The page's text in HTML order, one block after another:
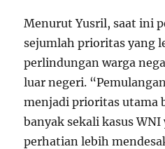
Menurut Yusril, saat ini
sejumlah prioritas yang
perlindungan warga
luar negeri.
menjadi prioritas utama
banyak sekali kasus
perhatian lebih